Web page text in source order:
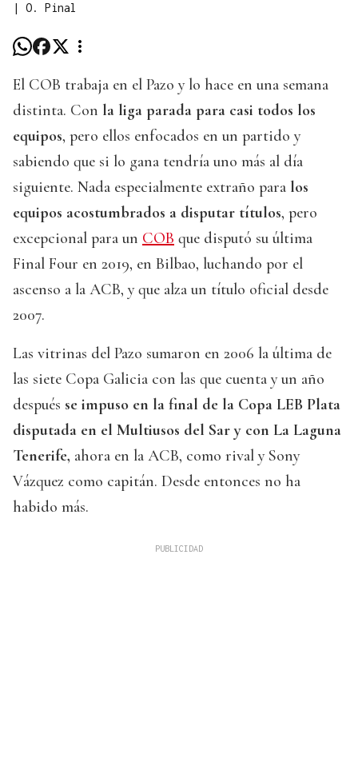
| O. Pinal
El COB trabaja en el Pazo y lo hace en una semana
distinta. Con la liga parada para casi todos los
equipos, pero ellos enfocados en un partido y
sabiendo que si lo gana tendría uno más al día
siguiente. Nada especialmente extraño para los
equipos acostumbrados a disputar títulos, pero
excepcional para un COB que disputó su última
Final Four en 2019, en Bilbao, luchando por el
ascenso a la ACB, y que alza un título oficial desde
2007.
Las vitrinas del Pazo sumaron en 2006 la última de
las siete Copa Galicia con las que cuenta y un año
después se impuso en la final de la Copa LEB Plata
disputada en el Multiusos del Sar y con La Laguna
Tenerife, ahora en la ACB, como rival y Sony
Vázquez como capitán. Desde entonces no ha
habido más.